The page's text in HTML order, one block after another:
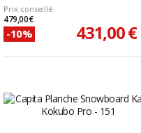
Prix conseillé
479,00 €
-10% 431,00 €